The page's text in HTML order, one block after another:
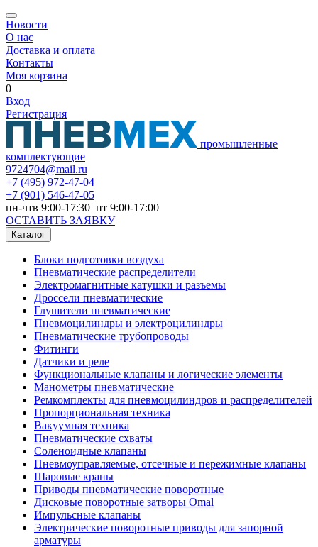
Новости
О нас
Доставка и оплата
Контакты
Моя корзина
0
Вход
Регистрация
промышленные
комплектующие
9724704@mail.ru
+7 (495) 972-47-04
+7 (901) 546-47-05
пн-чтв 9:00-17:30 пт 9:00-17:00
ОСТАВИТЬ ЗАЯВКУ
Каталог
Блоки подготовки воздуха
Пневматические распределители
Электромагнитные катушки и разъемы
Дроссели пневматические
Глушители пневматические
Пневмоцилиндры и электроцилиндры
Пневматические трубопроводы
Фитинги
Датчики и реле
Функциональные клапаны и логические элементы
Манометры пневматические
Ремкомплекты для пневмоцилиндров и распределителей
Пропорциональная техника
Вакуумная техника
Пневматические схваты
Соленоидные клапаны
Пневмоуправляемые, отсечные и пережимные клапаны
Шаровые краны
Приводы пневматические поворотные
Дисковые поворотные затворы Omal
Импульсные клапаны
Электрические поворотные приводы для запорной
арматуры